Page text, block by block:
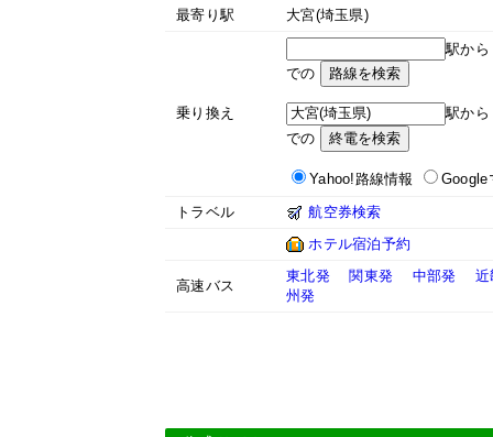
最寄り駅 大宮(埼玉県)
乗り換え
駅か
での
駅か
での
Yahoo!路線情報
Google
トラベル
航空券検索
ホテル宿泊予約
高速バス
東北発 関東発 中部発
近
州発